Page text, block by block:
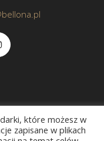
które możesz w
zapisane w plikach